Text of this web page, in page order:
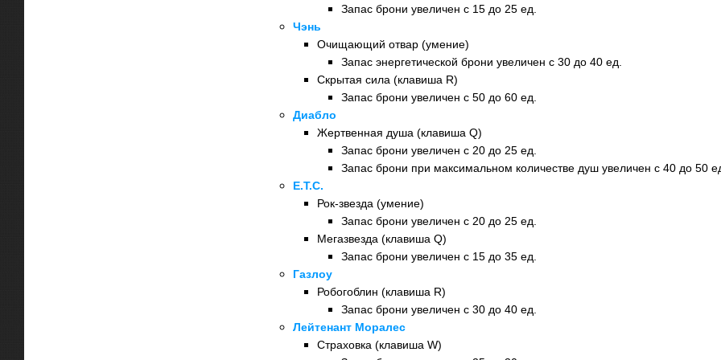
Запас брони увеличен с 15 до 25 ед.
Чэнь
Очищающий отвар (умение)
Запас энергетической брони увеличен с 30 до 40 ед.
Скрытая сила (клавиша R)
Запас брони увеличен с 50 до 60 ед.
Диабло
Жертвенная душа (клавиша Q)
Запас брони увеличен с 20 до 25 ед.
Запас брони при максимальном количестве душ увеличен с 40 до 50
E.T.C.
Рок-звезда (умение)
Запас брони увеличен с 20 до 25 ед.
Мегазвезда (клавиша Q)
Запас брони увеличен с 15 до 35 ед.
Газлоу
Робогоблин (клавиша R)
Запас брони увеличен с 30 до 40 ед.
Лейтенант Моралес
Страховка (клавиша W)